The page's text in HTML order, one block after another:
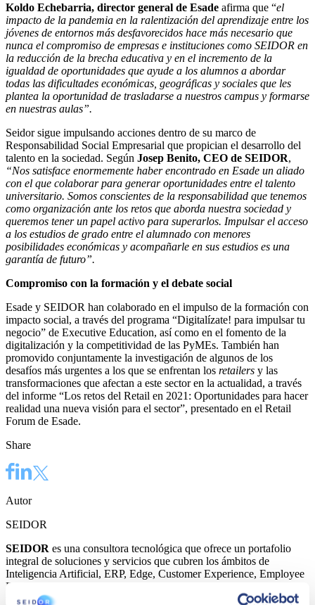
Koldo Echebarria, director general de Esade afirma que “el
impacto de la pandemia en la ralentización del aprendizaje entre los
jóvenes de entornos más desfavorecidos hace más necesario que
nunca el compromiso de empresas e instituciones como SEIDOR en
la reducción de la brecha educativa y en el incremento de la
igualdad de oportunidades que ayude a los alumnos a abordar
todas las dificultades económicas, geográficas y sociales que les
plantea la oportunidad de trasladarse a nuestros campus y formarse
en nuestras aulas”.
Seidor sigue impulsando acciones dentro de su marco de
Responsabilidad Social Empresarial que propician el desarrollo del
talento en la sociedad. Según Josep Benito, CEO de SEIDOR,
“Nos satisface enormemente haber encontrado en Esade un aliado
con el que colaborar para generar oportunidades entre el talento
universitario. Somos conscientes de la responsabilidad que tenemos
como organización ante los retos que aborda nuestra sociedad y
queremos tener un papel activo para superarlos. Impulsar el acceso
a los estudios de grado entre el alumnado con menores
posibilidades económicas y acompañarle en sus estudios es una
garantía de futuro”.
Compromiso con la formación y el debate social
Esade y SEIDOR han colaborado en el impulso de la formación con
impacto social, a través del programa “Digitalízate! para impulsar tu
negocio” de Executive Education, así como en el fomento de la
digitalización y la competitividad de las PyMEs. También han
promovido conjuntamente la investigación de algunos de los
desafíos más urgentes a los que se enfrentan los retailers y las
transformaciones que afectan a este sector en la actualidad, a través
del informe “Los retos del Retail en 2021: Oportunidades para hacer
realidad una nueva visión para el sector”, presentado en el Retail
Forum de Esade.
Share
Autor
SEIDOR
SEIDOR es una consultora tecnológica que ofrece un portafolio
integral de soluciones y servicios que cubren los ámbitos de
Inteligencia Artificial, ERP, Edge, Customer Experience, Employee
Experience, Data, Application Modernization, Cloud, Conectividad
y Ciberseguridad. Con una cifra de negocio de 1.174 millones de